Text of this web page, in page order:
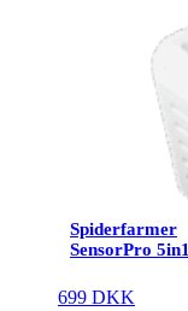
Spiderfarmer
SensorPro 5in1
699 DKK